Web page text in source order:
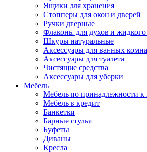
Ящики для хранения
Стопперы для окон и дверей
Ручки дверные
Флаконы для духов и
Шкуры натуральные
Аксессуары для ванных
Аксессуары для туалета
Чистящие средства
Аксессуары для уборки
Мебель
Мебель по принадлежности к
Мебель в кредит
Банкетки
Барные стулья
Буфеты
Диваны
Кресла